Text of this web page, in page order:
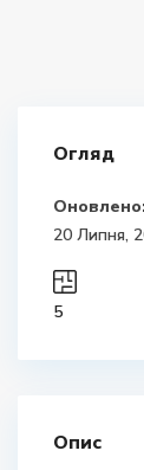
Огляд
20 Липня,
5
Опис